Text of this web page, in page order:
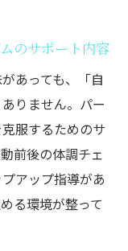
のサポート内容
あっても、「自
りません。パー
服するためのサ
前後の体調チェ
アップ指導があ
る環境が整って